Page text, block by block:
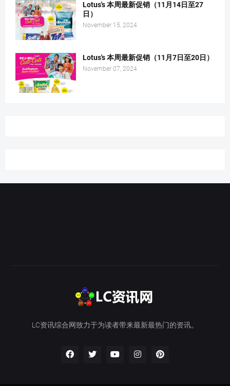
Lotus's 本周最新促销（11月14日至27
日）
November 15, 2024
Lotus's 本周最新促销（11月7日至20日）
November 07, 2024
LC资讯综合网致力于为读者带来最新最热门的资讯。